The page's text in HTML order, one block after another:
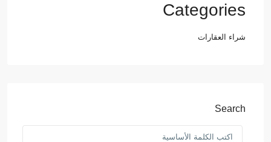
Categories
شراء العقارات
Search